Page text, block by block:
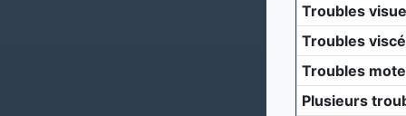
Troubles
Troubles
Troubles
Plusieurs